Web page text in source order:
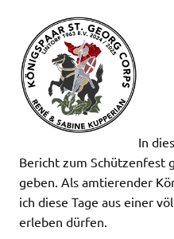
In
Bericht zum Schützenfest
geben. Als amtierender
ich diese Tage aus einer
erleben dürfen.